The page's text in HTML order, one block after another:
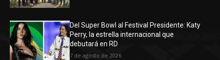
Del Super Bowl al Festival Presidente: Katy
Perry, la estrella internacional que
debutará en RD
7 de agosto de 2026